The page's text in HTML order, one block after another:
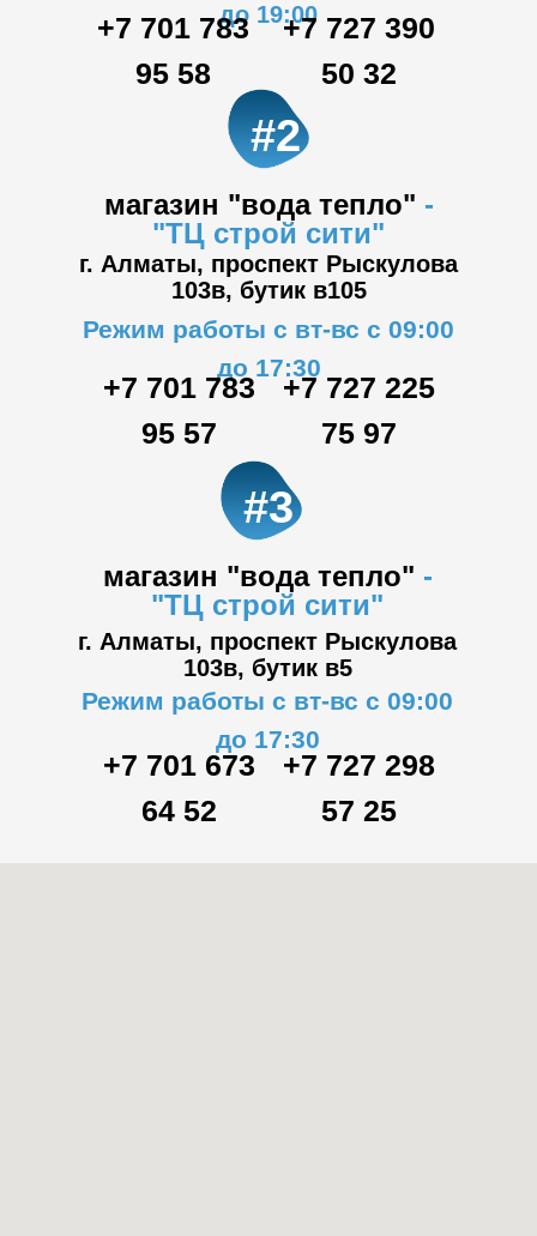
магазин "вода тепло" -
"ТЦ строй сити"
г. Алматы, проспект Рыскулова
103в, бутик в105
до 19:00
Режим работы с вт-вс с 09:00
до 17:30
магазин "вода тепло" -
"ТЦ строй сити"
#3
г. Алматы, проспект Рыскулова
103в, бутик в5
Режим работы с вт-вс с 09:00
до 17:30
+7 701 783
95 58
+7 701 783
95 57
+7 727 225
75 97
+7 701 673
64 52
+7 727 298
57 25
#2
+7 727 390
50 32